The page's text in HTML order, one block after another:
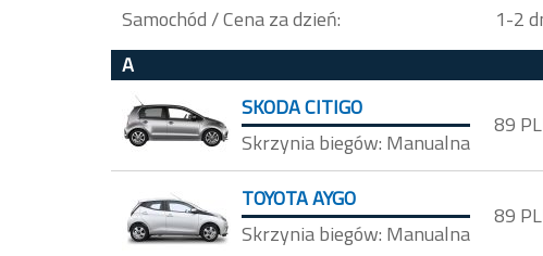
Samochód / Cena za dzień: 1-2
A
SKODA CITIGO
Skrzynia biegów: Manualna
89
TOYOTA AYGO
Skrzynia biegów: Manualna
89